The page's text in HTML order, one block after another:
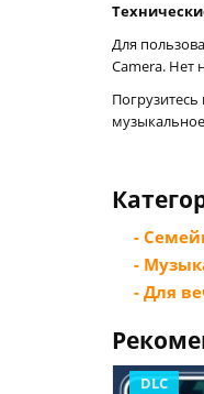
Для
Camera. Нет
-
-
- Для
DLC